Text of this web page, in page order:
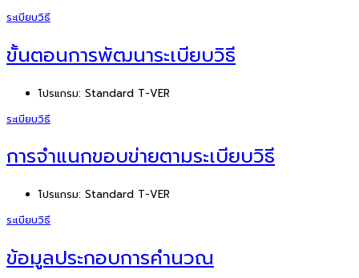
ระเบียบวิธี
ขั้นตอนการพัฒนาระเบียบวิธี
โปรแกรม: Standard T-VER
ระเบียบวิธี
การจำแนกขอบข่ายตามระเบียบวิธี
โปรแกรม: Standard T-VER
ระเบียบวิธี
ข้อมูลประกอบการคำนวณ